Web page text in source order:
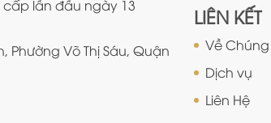
cấp lần đầu ngày 13
Phường Võ Thị Sáu, Quận
LIÊN KẾT
Về Chúng
Dịch vụ
Liên Hệ